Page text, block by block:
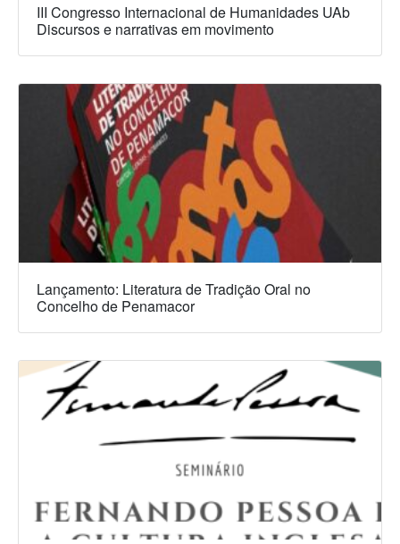
III Congresso Internacional de Humanidades UAb
Discursos e narrativas em movimento
Lançamento: Literatura de Tradição Oral no
Concelho de Penamacor